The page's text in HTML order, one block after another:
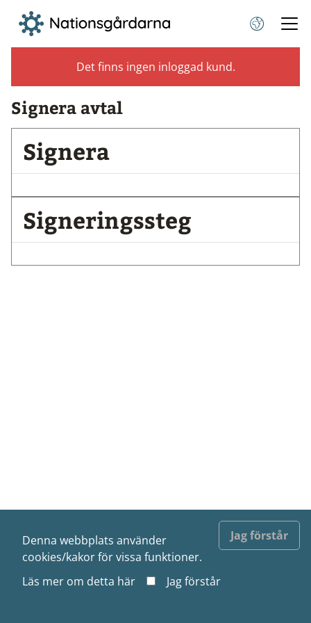
Jag förstår
Denna webbplats använder
cookies/kakor för vissa funktioner.
Läs mer om detta här Jag förstår
Det finns ingen inloggad kund.
Signera avtal
Signera
Signeringssteg